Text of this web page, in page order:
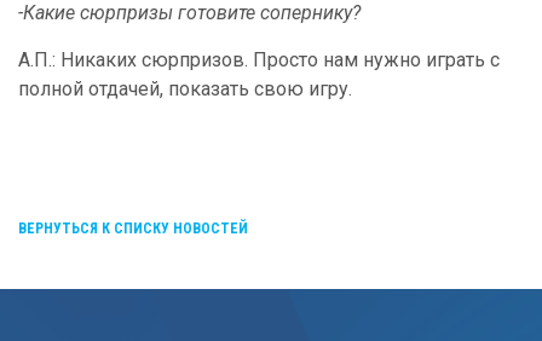
-Какие сюрпризы готовите сопернику?
А.П.: Никаких сюрпризов. Просто нам нужно играть с
полной отдачей, показать свою игру.
ВЕРНУТЬСЯ К СПИСКУ НОВОСТЕЙ